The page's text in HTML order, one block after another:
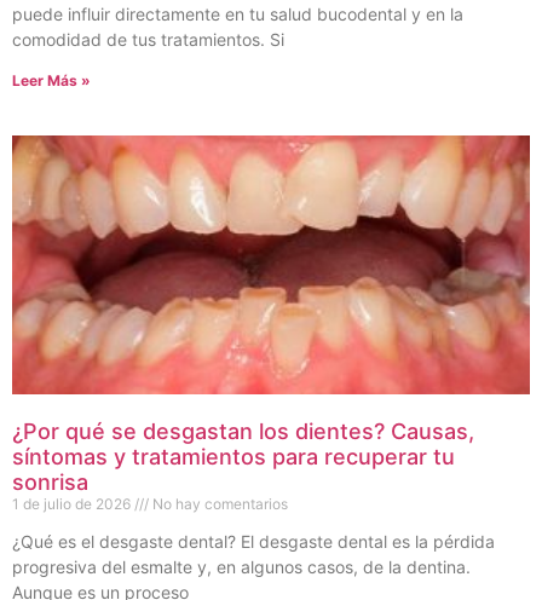
puede influir directamente en tu salud bucodental y en la
comodidad de tus tratamientos. Si
Leer Más »
¿Por qué se desgastan los dientes? Causas,
síntomas y tratamientos para recuperar tu
sonrisa
1 de julio de 2026 No hay comentarios
¿Qué es el desgaste dental? El desgaste dental es la pérdida
progresiva del esmalte y, en algunos casos, de la dentina.
Aunque es un proceso